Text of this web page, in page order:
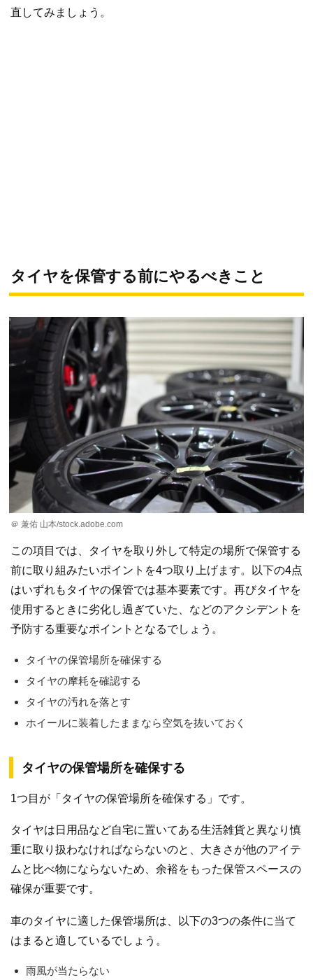
直してみましょう。
タイヤを保管する前にやるべきこと
＠ 兼佑 山本/stock.adobe.com
この項目では、タイヤを取り外して特定の場所で保管する
前に取り組みたいポイントを4つ取り上げます。以下の4点
はいずれもタイヤの保管では基本要素です。再びタイヤを
使用するときに劣化し過ぎていた、などのアクシデントを
予防する重要なポイントとなるでしょう。
タイヤの保管場所を確保する
タイヤの摩耗を確認する
タイヤの汚れを落とす
ホイールに装着したままなら空気を抜いておく
タイヤの保管場所を確保する
1つ目が「タイヤの保管場所を確保する」です。
タイヤは日用品など自宅に置いてある生活雑貨と異なり慎
重に取り扱わなければならないのと、大きさが他のアイテ
ムと比べ物にならないため、余裕をもった保管スペースの
確保が重要です。
車のタイヤに適した保管場所は、以下の3つの条件に当て
はまると適しているでしょう。
雨風が当たらない